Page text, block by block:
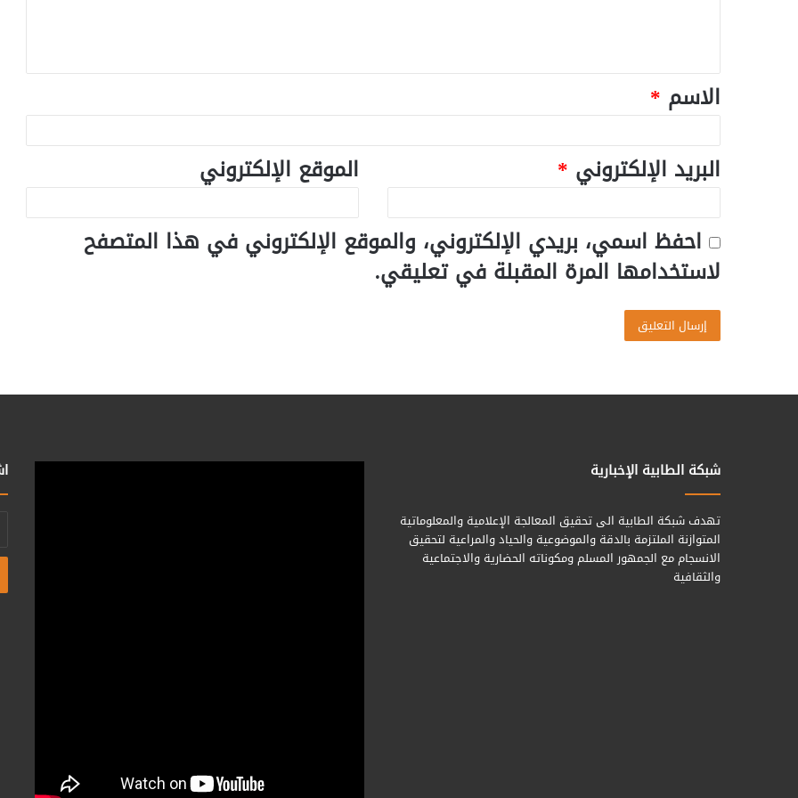
الاسم *
البريد الإلكتروني *
الموقع الإلكتروني
احفظ اسمي، بريدي الإلكتروني، والموقع الإلكتروني في هذا المتصفح
لاستخدامها المرة المقبلة في تعليقي.
شبكة الطابية الإخبارية
تهدف شبكة الطابية الى تحقيق المعالجة الإعلامية والمعلوماتية
المتوازنة الملتزمة بالدقة والموضوعية والحياد والمراعية لتحقيق
الانسجام مع الجمهور المسلم ومكوناته الحضارية والاجتماعية
والثقافية